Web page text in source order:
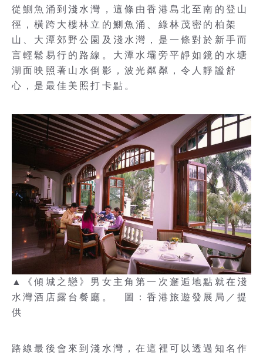
從鰂魚涌到淺水灣，這條由香港島北至南的登山
徑，橫跨大樓林立的鰂魚涌、綠林茂密的柏架
山、大潭郊野公園及淺水灣，是一條對於新手而
言輕鬆易行的路線。大潭水壩旁平靜如鏡的水塘
湖面映照著山水倒影，波光粼粼，令人靜謐舒
心，是最佳美照打卡點。
▲《傾城之戀》男女主角第一次邂逅地點就在淺
水灣酒店露台餐廳。 圖：香港旅遊發展局／提
供
路線最後會來到淺水灣，在這裡可以透過知名作